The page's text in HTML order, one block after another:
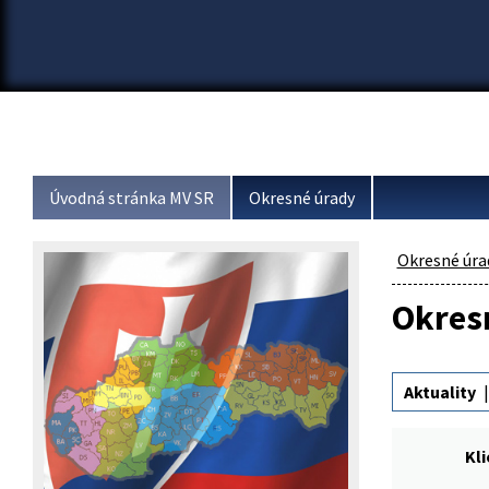
Úvodná stránka MV SR Okresné úrady
Okresné
Aktuality